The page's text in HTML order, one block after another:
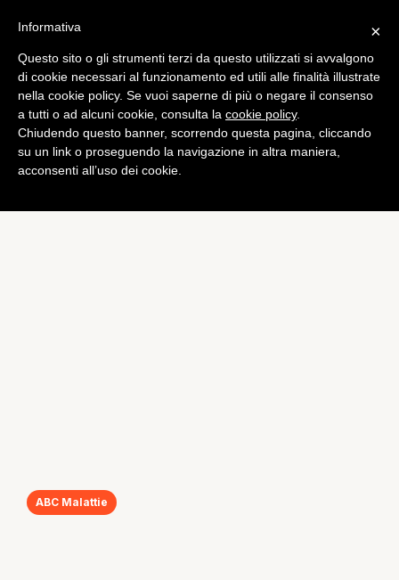
ABC Malattie
×
Informativa
Questo sito o gli strumenti terzi da questo utilizzati si avvalgono
di cookie necessari al funzionamento ed utili alle finalità illustrate
nella cookie policy. Se vuoi saperne di più o negare il consenso
a tutti o ad alcuni cookie, consulta la cookie policy.
Chiudendo questo banner, scorrendo questa pagina, cliccando
su un link o proseguendo la navigazione in altra maniera,
acconsenti all’uso dei cookie.